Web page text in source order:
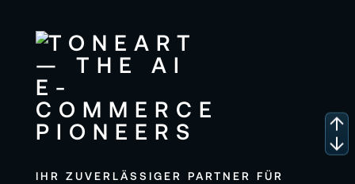
IHR ZUVERLÄSSIGER PARTNER FÜR